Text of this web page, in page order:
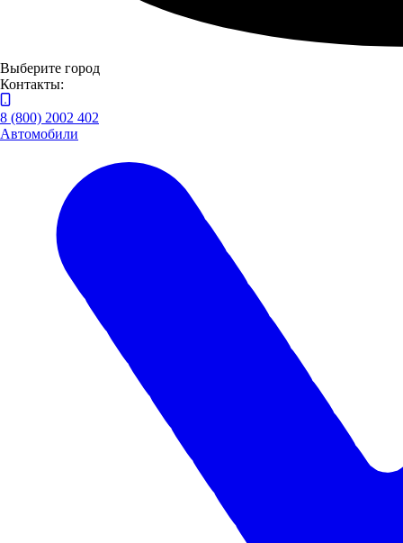
Выберите город
Контакты:
8 (800) 2002 402
Автомобили